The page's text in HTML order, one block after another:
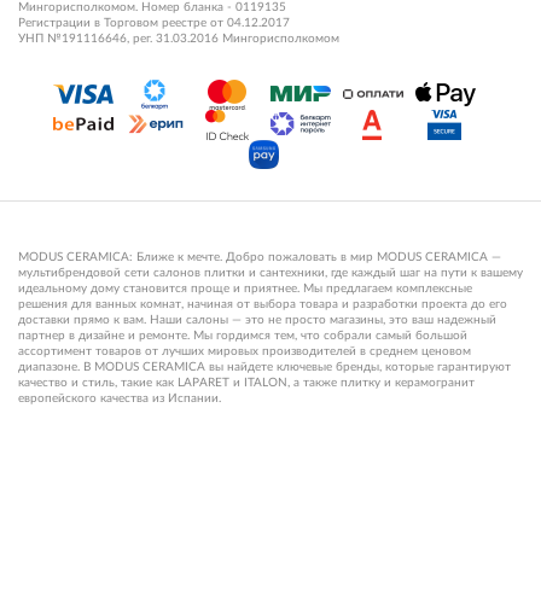
Мингорисполкомом. Номер бланка - 0119135
Регистрации в Торговом реестре от 04.12.2017
УНП №191116646, рег. 31.03.2016 Мингорисполкомом
MODUS CERAMICA: Ближе к мечте. Добро пожаловать в мир MODUS CERAMICA —
мультибрендовой сети салонов плитки и сантехники, где каждый шаг на пути к вашему
идеальному дому становится проще и приятнее. Мы предлагаем комплексные
решения для ванных комнат, начиная от выбора товара и разработки проекта до его
доставки прямо к вам. Наши салоны — это не просто магазины, это ваш надежный
партнер в дизайне и ремонте. Мы гордимся тем, что собрали самый большой
ассортимент товаров от лучших мировых производителей в среднем ценовом
диапазоне. В MODUS CERAMICA вы найдете ключевые бренды, которые гарантируют
качество и стиль, такие как LAPARET и ITALON, а также плитку и керамогранит
европейского качества из Испании.